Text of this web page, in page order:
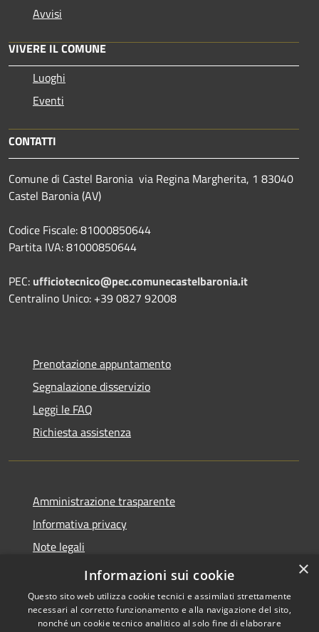
Avvisi
VIVERE IL COMUNE
Luoghi
Eventi
CONTATTI
Comune di Castel Baronia via Regina Margherita, 1 83040
Castel Baronia (AV)
Codice Fiscale: 81000850644
Partita IVA: 81000850644
PEC: ufficiotecnico@pec.comunecastelbaronia.it
Centralino Unico: +39 0827 92008
Prenotazione appuntamento
Segnalazione disservizio
Leggi le FAQ
Richiesta assistenza
Amministrazione trasparente
Informativa privacy
Note legali
Dichiarazione di accessibilità
×
Informazioni sui cookie
Questo sito web utilizza cookie tecnici e assimilati strettamente
necessari al corretto funzionamento e alla navigazione del sito,
nonché un cookie tecnico analitico al solo fine di elaborare